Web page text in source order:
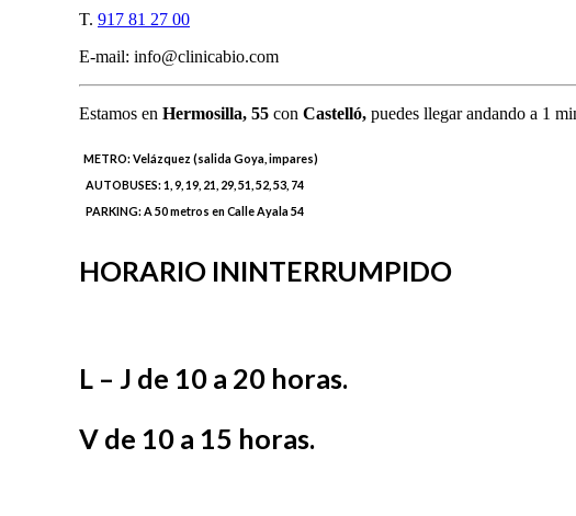
T. 917 81 27 00
E-mail: info@clinicabio.com
Estamos en Hermosilla, 55 con Castelló, puedes llegar andando a 1
METRO:Velázquez (salida Goya, impares)
AUTOBUSES:1, 9, 19, 21, 29, 51, 52, 53, 74
PARKING: A 50 metros en Calle Ayala 54
HORARIO ININTERRUMPIDO
L – J de 10 a 20 horas.
V de 10 a 15 horas.